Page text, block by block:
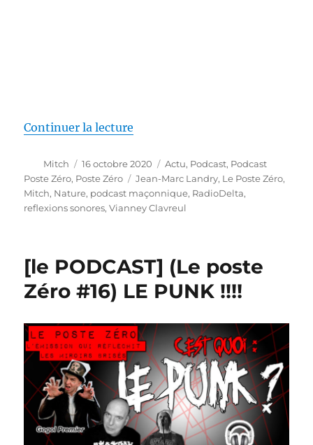
Continuer la lecture
Auteur
Mitch
Publié
le
16 octobre 2020 Catégories
Actu, Podcast, Podcast
Poste Zéro, Poste Zéro Étiquettes
Jean-Marc Landry, Le Poste Zéro,
Mitch, Nature, podcast maçonnique, RadioDelta,
reflexions sonores,Vianney Clavreul
[le PODCAST] (Le poste
Zéro #16) LE PUNK !!!!